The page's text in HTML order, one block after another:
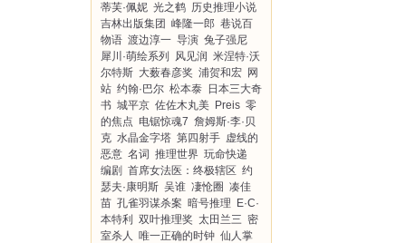
蒂芙·佩妮 光之鹤 历史推理小说
吉林出版集团 峰隆一郎 巷说百
物语 渡边淳一 导演 兔子强尼
犀川·萌绘系列
风见润 米涅特·沃
尔特斯 大薮春彦奖 浦贺和宏 网
站 约翰·巴尔 松本泰 日本三大奇
书 城平京 佐佐木丸美 Preis 零
的焦点 电锯惊魂7 詹姆斯·李·贝
克 水晶金字塔 第四射手 虚线的
恶意 名词 推理世界 玩命快递
编剧 首席女法医：终极辖区 约
瑟夫·康明斯 吴谁 凄怆圈 凑佳
苗 孔雀羽谋杀案 暗号推理
E·C·
本特利
双叶推理奖 太田兰三 密
室杀人 唯一正确的时钟 仙人掌